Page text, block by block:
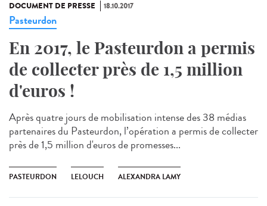
DOCUMENT DE PRESSE 18.10.2017
Pasteurdon
En 2017, le Pasteurdon a permis
de collecter près de 1,5 million
d'euros !
Après quatre jours de mobilisation intense des 38 médias
partenaires du Pasteurdon, l’opération a permis de collecter
près de 1,5 million d'euros de promesses...
PASTEURDON LELOUCH ALEXANDRA LAMY